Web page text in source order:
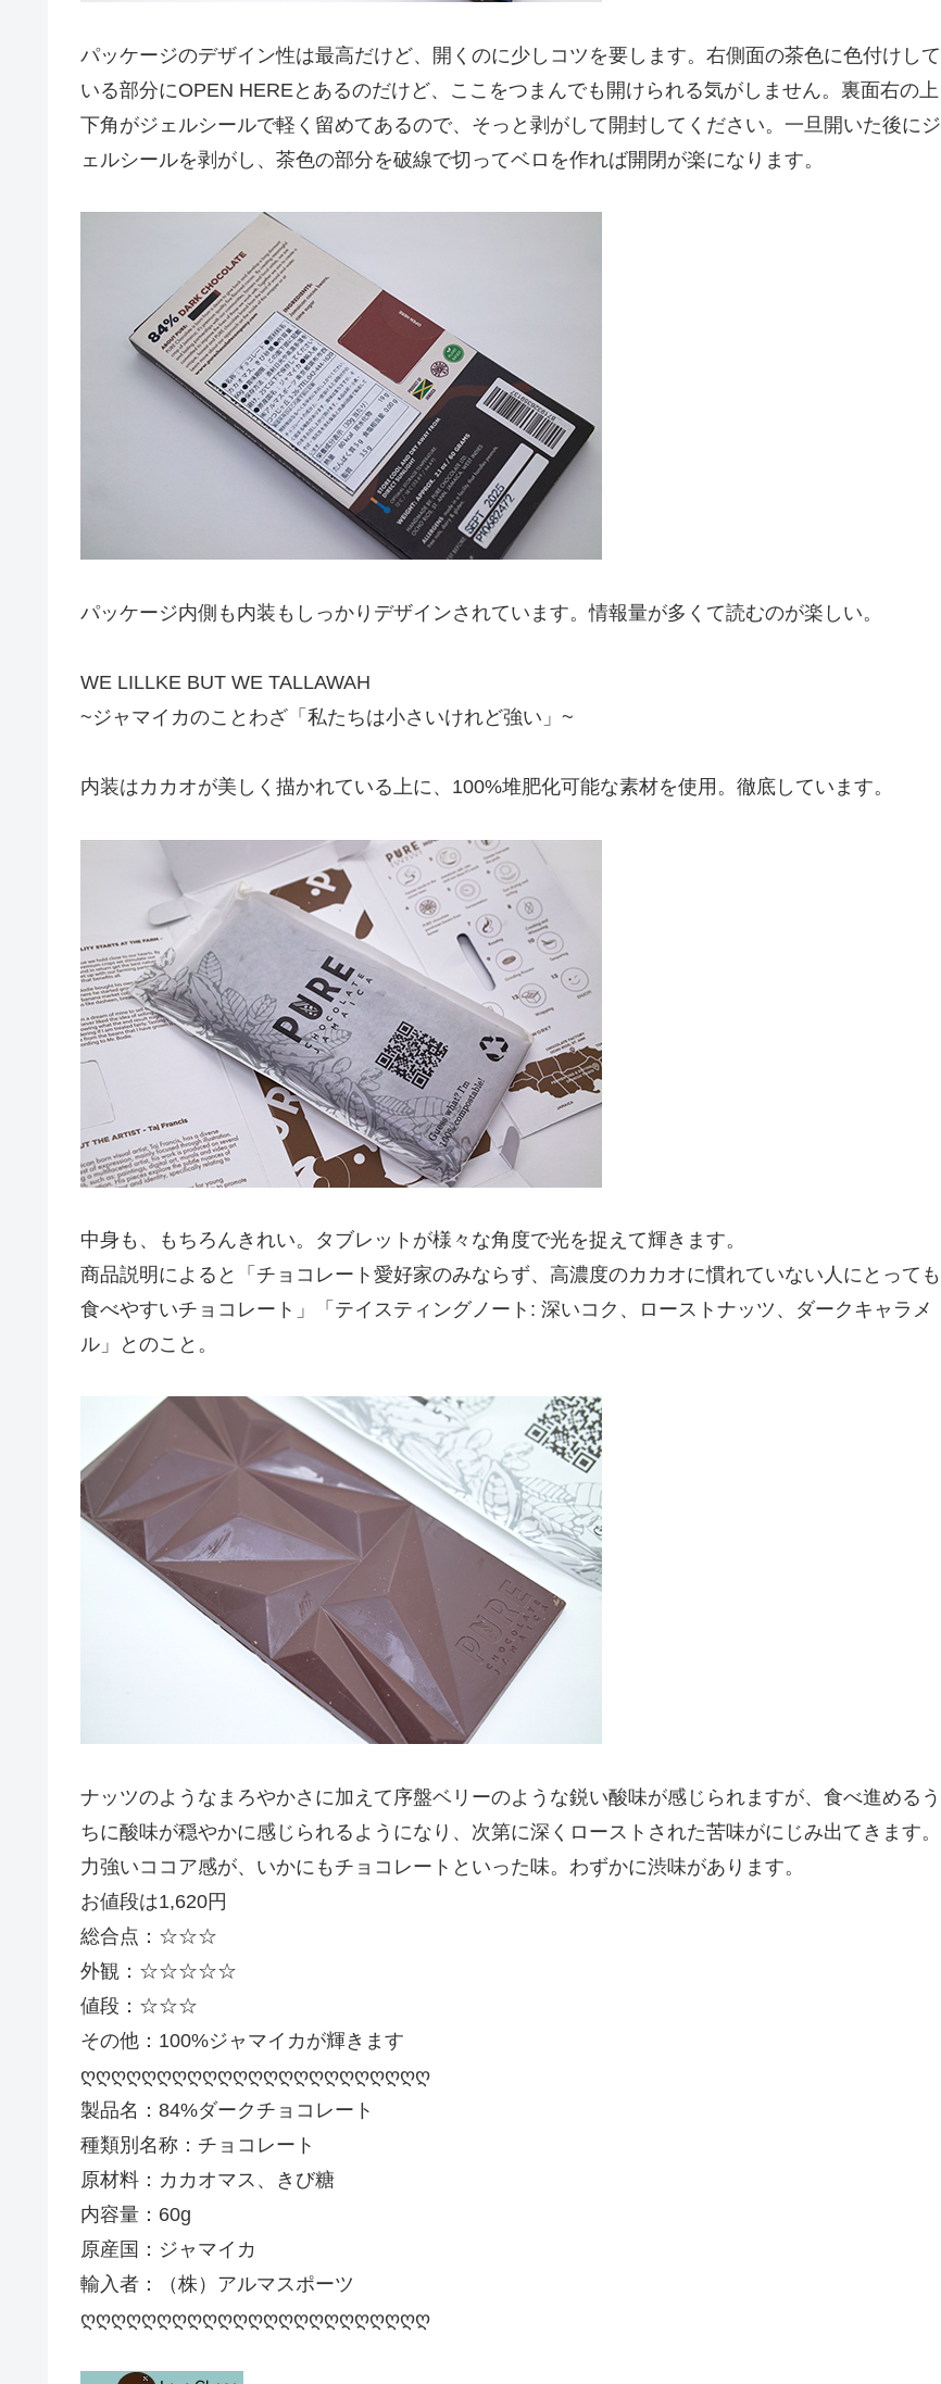
パッケージのデザイン性は最高だけど、開くのに少しコツを要します。右側面の茶色に色付けして
いる部分にOPEN HEREとあるのだけど、ここをつまんでも開けられる気がしません。裏面右の上
下角がジェルシールで軽く留めてあるので、そっと剥がして開封してください。一旦開いた後にジ
ェルシールを剥がし、茶色の部分を破線で切ってベロを作れば開閉が楽になります。
パッケージ内側も内装もしっかりデザインされています。情報量が多くて読むのが楽しい。
WE LILLKE BUT WE TALLAWAH
~ジャマイカのことわざ「私たちは小さいけれど強い」~
内装はカカオが美しく描かれている上に、100%堆肥化可能な素材を使用。徹底しています。
中身も、もちろんきれい。タブレットが様々な角度で光を捉えて輝きます。
商品説明によると「チョコレート愛好家のみならず、高濃度のカカオに慣れていない人にとっても
食べやすいチョコレート」「テイスティングノート: 深いコク、ローストナッツ、ダークキャラメ
ル」とのこと。
ナッツのようなまろやかさに加えて序盤ベリーのような鋭い酸味が感じられますが、食べ進めるう
ちに酸味が穏やかに感じられるようになり、次第に深くローストされた苦味がにじみ出てきます。
力強いココア感が、いかにもチョコレートといった味。わずかに渋味があります。
お値段は1,620円
総合点：☆☆☆
外観：☆☆☆☆☆
値段：☆☆☆
その他：100%ジャマイカが輝きます
ღღღღღღღღღღღღღღღღღღღღღღღ
製品名：84%ダークチョコレート
種類別名称：チョコレート
原材料：カカオマス、きび糖
内容量：60g
原産国：ジャマイカ
輸入者：（株）アルマスポーツ
ღღღღღღღღღღღღღღღღღღღღღღღ